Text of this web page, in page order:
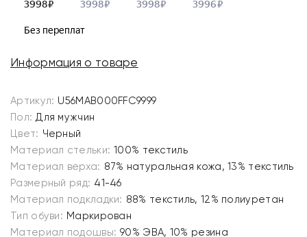
Информация о товаре
Артикул: U56MAB000FFC9999
Пол: Для мужчин
Цвет: Черный
Материал стельки: 100% текстиль
Материал верха: 87% натуральная кожа, 13% текстиль
Размерный ряд: 41-46
Материал подкладки: 88% текстиль, 12% полиуретан
Тип обуви: Маркирован
Материал подошвы: 90% ЭВА, 10% резина